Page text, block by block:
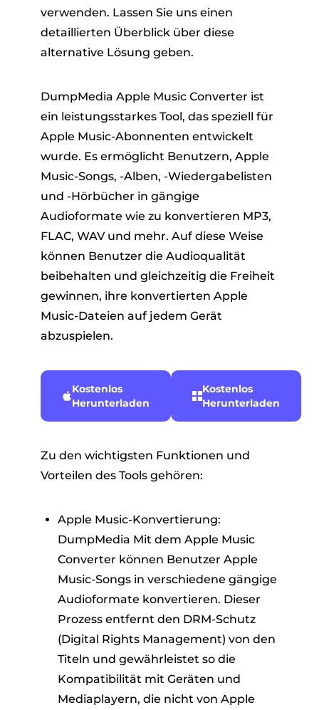
verwenden. Lassen Sie uns einen
detaillierten Überblick über diese
alternative Lösung geben.
DumpMedia Apple Music Converter ist
ein leistungsstarkes Tool, das speziell für
Apple Music-Abonnenten entwickelt
wurde. Es ermöglicht Benutzern, Apple
Music-Songs, -Alben, -Wiedergabelisten
und -Hörbücher in gängige
Audioformate wie zu konvertieren MP3,
FLAC, WAV und mehr. Auf diese Weise
können Benutzer die Audioqualität
beibehalten und gleichzeitig die Freiheit
gewinnen, ihre konvertierten Apple
Music-Dateien auf jedem Gerät
abzuspielen.
Kostenlos
Herunterladen
Kostenlos
Herunterladen
Zu den wichtigsten Funktionen und
Vorteilen des Tools gehören:
Apple Music-Konvertierung:
DumpMedia Mit dem Apple Music
Converter können Benutzer Apple
Music-Songs in verschiedene gängige
Audioformate konvertieren. Dieser
Prozess entfernt den DRM-Schutz
(Digital Rights Management) von den
Titeln und gewährleistet so die
Kompatibilität mit Geräten und
Mediaplayern, die nicht von Apple